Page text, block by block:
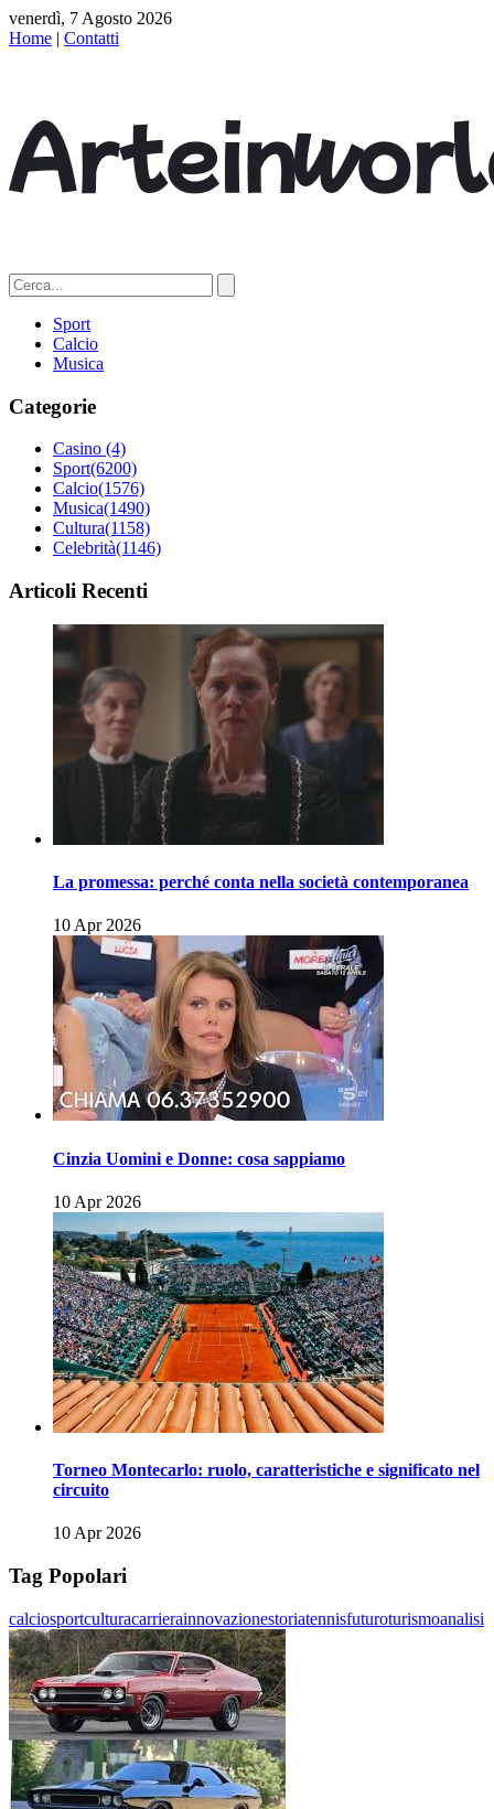
venerdì, 7 Agosto 2026
Home | Contatti
Sport
Calcio
Musica
Categorie
Casino (4)
Sport(6200)
Calcio(1576)
Musica(1490)
Cultura(1158)
Celebrità(1146)
Articoli Recenti
La promessa: perché conta nella società contemporanea
10 Apr 2026
Cinzia Uomini e Donne: cosa sappiamo
10 Apr 2026
Torneo Montecarlo: ruolo, caratteristiche e significato nel
circuito
10 Apr 2026
Tag Popolari
calciosportculturacarrierainnovazionestoriatennisfuturoturismoanalisi